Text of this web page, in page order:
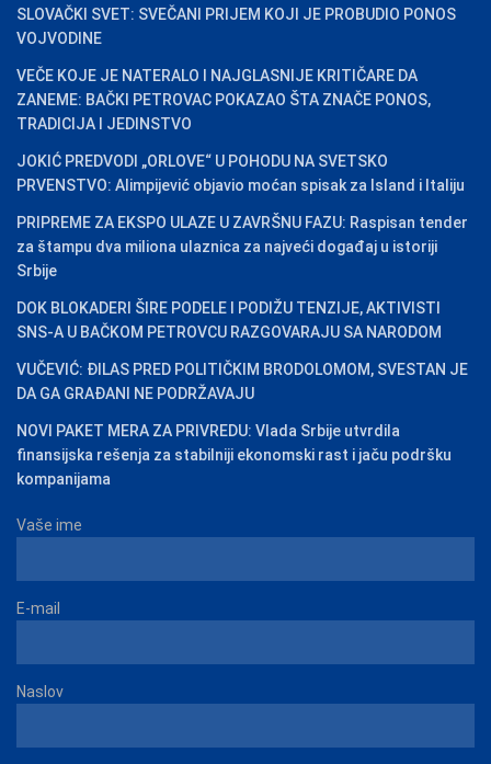
SLOVAČKI SVET: SVEČANI PRIJEM KOJI JE PROBUDIO PONOS
VOJVODINE
VEČE KOJE JE NATERALO I NAJGLASNIJE KRITIČARE DA
ZANEME: BAČKI PETROVAC POKAZAO ŠTA ZNAČE PONOS,
TRADICIJA I JEDINSTVO
JOKIĆ PREDVODI „ORLOVE“ U POHODU NA SVETSKO
PRVENSTVO: Alimpijević objavio moćan spisak za Island i Italiju
PRIPREME ZA EKSPO ULAZE U ZAVRŠNU FAZU: Raspisan tender
za štampu dva miliona ulaznica za najveći događaj u istoriji
Srbije
DOK BLOKADERI ŠIRE PODELE I PODIŽU TENZIJE, AKTIVISTI
SNS-A U BAČKOM PETROVCU RAZGOVARAJU SA NARODOM
VUČEVIĆ: ĐILAS PRED POLITIČKIM BRODOLOMOM, SVESTAN JE
DA GA GRAĐANI NE PODRŽAVAJU
NOVI PAKET MERA ZA PRIVREDU: Vlada Srbije utvrdila
finansijska rešenja za stabilniji ekonomski rast i jaču podršku
kompanijama
Vaše ime
E-mail
Naslov